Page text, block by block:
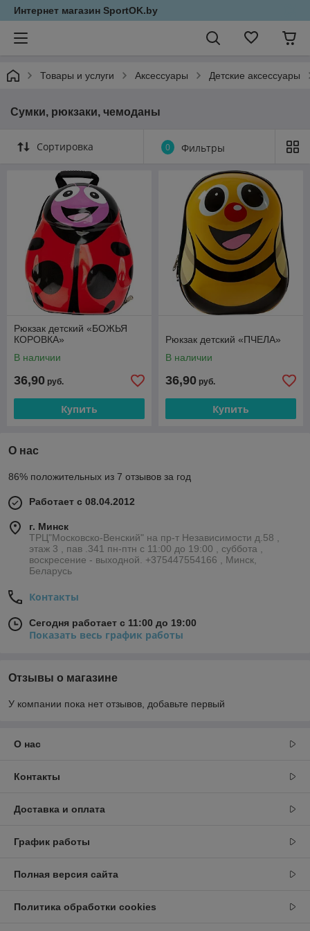
Интернет магазин SportOK.by
Товары и услуги Аксессуары Детские аксессуары
Сумки, рюкзаки, чемоданы
Сортировка 0 Фильтры
Рюкзак детский «БОЖЬЯ
КОРОВКА»
В наличии
36,90 руб.
Купить
Рюкзак детский «ПЧЕЛА»
В наличии
36,90 руб.
Купить
О нас
86% положительных из 7 отзывов за год
Работает с 08.04.2012
г. Минск
ТРЦ"Московско-Венский" на пр-т Независимости д.58 ,
этаж 3 , пав .341 пн-птн с 11:00 до 19:00 , суббота ,
воскресение - выходной. +375447554166 , Минск,
Беларусь
Контакты
Сегодня работает с 11:00 до 19:00
Показать весь график работы
Отзывы о магазине
У компании пока нет отзывов, добавьте первый
О нас
Контакты
Доставка и оплата
График работы
Полная версия сайта
Политика обработки cookies